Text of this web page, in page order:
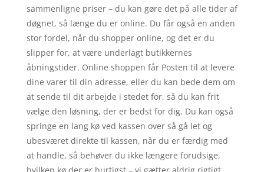
sammenligne priser – du kan gøre det på alle tider af
døgnet, så længe du er online. Du får også en anden
stor fordel, når du shopper online, og det er du
slipper for, at være underlagt butikkernes
åbningstider. Online shoppen får Posten til at levere
dine varer til din adresse, eller du kan bede dem om
at sende til dit arbejde i stedet for, så du kan frit
vælge den løsning, der er bedst for dig. Du kan også
springe en lang kø ved kassen over så gå let og
ubesværet direkte til kassen, når du er færdig med
at handle, så behøver du ikke længere forudsige,